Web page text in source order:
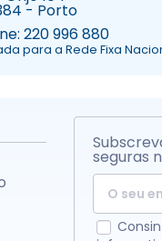
- Porto
220 996 880
para a Rede Fixa
seguras